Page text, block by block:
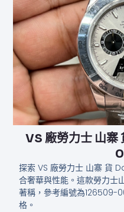
VS 廠勞力士 山
探索 VS 廠勞力士 山寨 貨
合奢華與性能。這款勞力
著稱，參考編號為126509-
格。